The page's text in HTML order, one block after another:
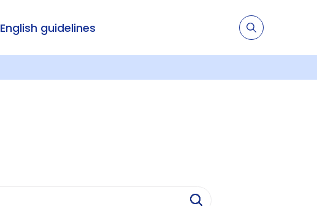
English guidelines